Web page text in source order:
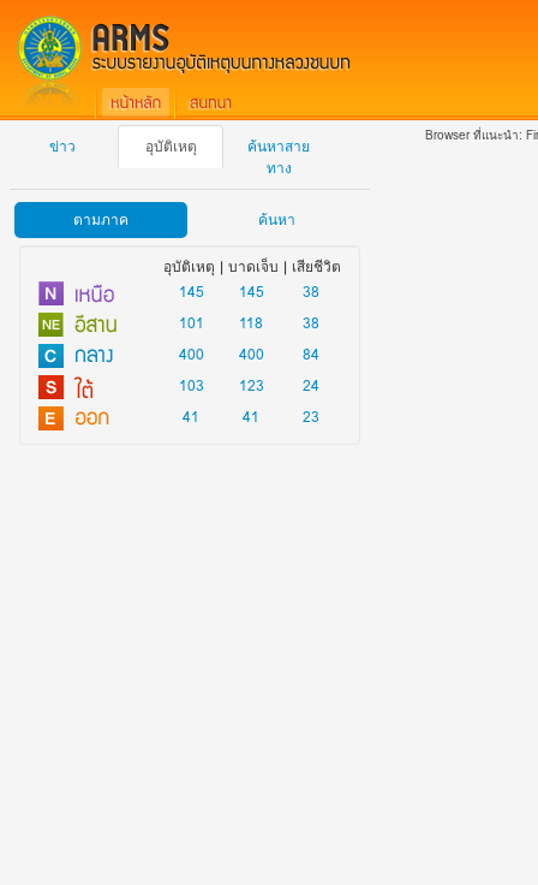
ข่าว อุบัติเหตุ
ค้นหาสาย
ทาง
ตามภาค ค้นหา
อุบัติเหตุ | บาดเจ็บ | เสียชีวิต
38
145
145
38
118
101
84
400
400
24
123
103
23
41
41
Browser ที่แนะนำ: